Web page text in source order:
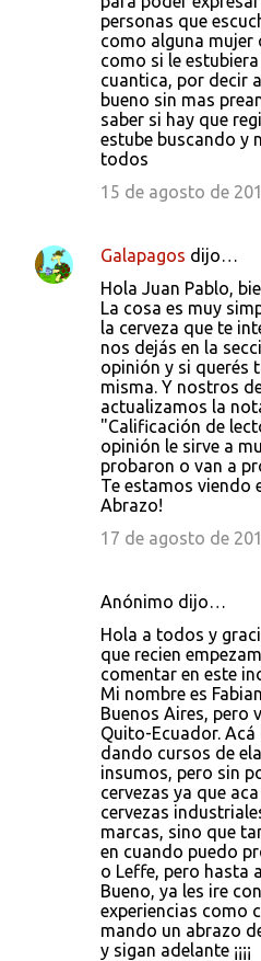
personas que
como alguna mujer
como si le
cuantica, por decir
bueno sin mas
saber si hay que
estube buscando y
todos
15 de agosto de
Galapagos dijo…
Hola Juan Pablo,
La cosa es muy
la cerveza que te
nos dejás en la
opinión y si querés
misma. Y nostros
actualizamos la
"Calificación de
opinión le sirve a
probaron o van a
Te estamos viendo
Abrazo!
17 de agosto de
Anónimo dijo…
Hola a todos y
que recien
comentar en este
Mi nombre es
Buenos Aires, pero
Quito-Ecuador.
dando cursos de
insumos, pero sin
cervezas ya que
cervezas
marcas, sino que
en cuando puedo
o Leffe, pero hasta
Bueno, ya les ire
experiencias como
mando un abrazo
y sigan adelante ¡¡¡¡